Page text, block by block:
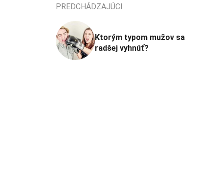
PREDCHÁDZAJÚCI
Ktorým typom mužov sa
radšej vyhnúť?